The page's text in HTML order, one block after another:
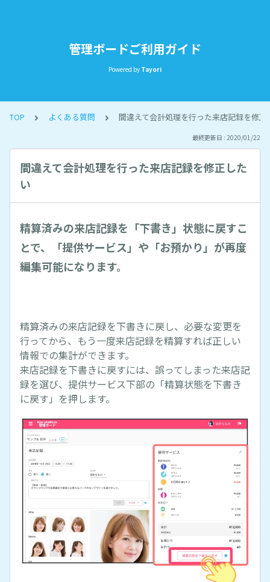
管理ボードご利用ガイド
Powered by Tayori
TOP よくある質問 間違えて会計処理を行った来店記録を修正
最終更新日 : 2020/01/22
間違えて会計処理を行った来店記録を修正した
い
精算済みの来店記録を「下書き」状態に戻すこ
とで、「提供サービス」や「お預かり」が再度
編集可能になります。
精算済みの来店記録を下書きに戻し、必要な変更を
行ってから、もう一度来店記録を精算すれば正しい
情報での集計ができます。
来店記録を下書きに戻すには、誤ってしまった来店記
録を選び、提供サービス下部の「精算状態を下書き
に戻す」を押します。